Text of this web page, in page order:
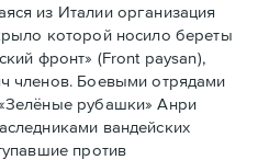
из Италии организация
которой носило береты
фронт» (Front paysan),
членов. Боевыми отрядами
рубашки» Анри
вандейских
против